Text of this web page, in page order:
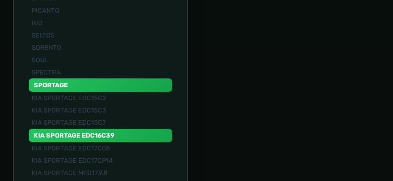
PICANTO
RIO
SELTOS
SORENTO
SOUL
SPECTRA
SPORTAGE
KIA SPORTAGE EDC15C2
KIA SPORTAGE EDC15C3
KIA SPORTAGE EDC15C7
KIA SPORTAGE EDC16C39
KIA SPORTAGE EDC17C08
KIA SPORTAGE EDC17CP14
KIA SPORTAGE MED17.9.8